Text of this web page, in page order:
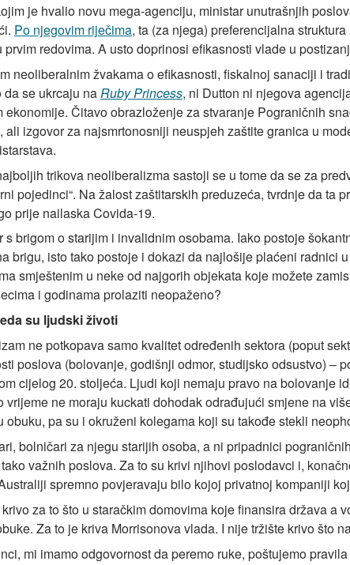
je hvalio novu mega-agenciju, ministar unutrašnjih
Po njegovim riječima, ta (za njega) preferencijalna
prvim redovima. A usto doprinosi efikasnosti vlade u
neoliberalnim žvakama o efikasnosti, fiskalnoj sanaciji i
se ukrcaju na Ruby Princess, ni Dutton ni njegova
ekonomije. Čitavo obrazloženje za stvaranje Pograničnih
ali izgovor za najsmrtonosniji neuspjeh zaštite granica u
trikova neoliberalizma sastoji se u tome da se za
pojedinci“. Na žalost zaštitarskih preduzeća, tvrdnje da ta
prije nailaska Covida-19.
s brigom o starijim i invalidnim osobama. Iako postoje
brigu, isto tako postoje i dokazi da najlošije plaćeni radnici
smještenim u neke od najgorih objekata koje možete
i godinama prolaziti neopaženo?
su ljudski životi
ne potkopava samo kvalitet određenih sektora (poput
poslova (bolovanje, godišnji odmor, studijsko odsustvo) –
cijelog 20. stoljeća. Ljudi koji nemaju pravo na bolovanje
vrijeme ne moraju kuckati dohodak odrađujući smjene na
obuku, pa su i okruženi kolegama koji su takođe stekli
bolničari za njegu starijih osoba, a ni pripadnici
važnih poslova. Za to su krivi njihovi poslodavci i,
spremno povjeravaju bilo kojoj privatnoj kompaniji
za to što u staračkim domovima koje finansira država
Za to je kriva Morrisonova vlada. I nije tržište krivo što
mi imamo odgovornost da peremo ruke, poštujemo